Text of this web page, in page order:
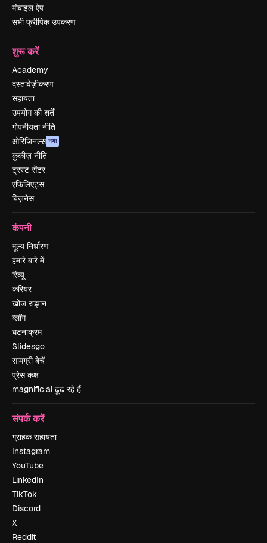
मोबाइल ऐप
सभी फ्रीपिक उपकरण
शुरू करें
Academy
दस्तावेज़ीकरण
सहायता
उपयोग की शर्तें
गोपनीयता नीति
ओरिजिनल्स नया
कुकीज़ नीति
ट्रस्ट सेंटर
एफिलिएट्स
बिज़नेस
कंपनी
मूल्य निर्धारण
हमारे बारे में
रिव्यू
करियर
खोज रुझान
ब्लॉग
घटनाक्रम
Slidesgo
सामग्री बेचें
प्रेस कक्ष
magnific.ai ढूंढ रहे हैं
संपर्क करें
ग्राहक सहायता
Instagram
YouTube
LinkedIn
TikTok
Discord
X
Reddit